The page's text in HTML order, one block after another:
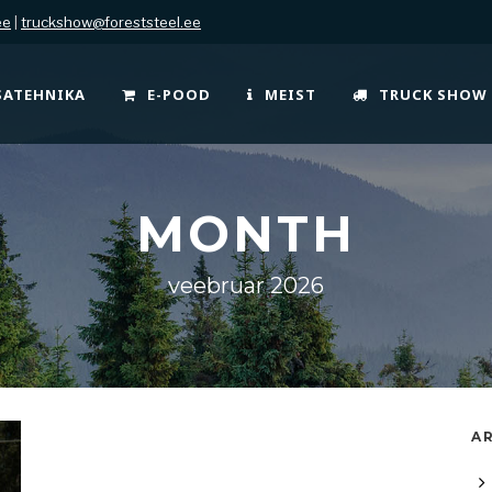
truckshow@foreststeel.ee
E-POOD MEIST TRUCK SHOW
MONTH
veebruar 2026